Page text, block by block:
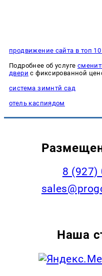
продвижение сайта в топ
Подробнее об услуге
двери с фиксированной
система зимнтй сад
отель каспиядом
8 (927)
Наша